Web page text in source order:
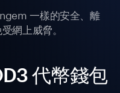
一樣的安全、離
網上威脅。
代幣錢包